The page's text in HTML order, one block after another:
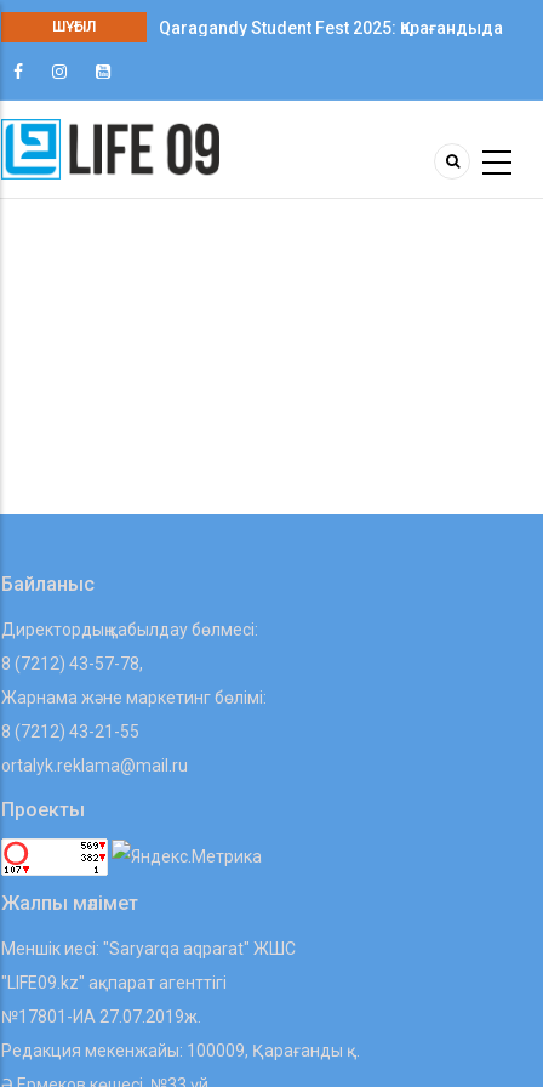
ШҰҒЫЛ
Qaragandy Student Fest 2025: Қарағандыда
Байланыс
Директордың қабылдау бөлмесі:
8 (7212) 43-57-78,
Жарнама және маркетинг бөлімі:
8 (7212) 43-21-55
ortalyk.reklama@mail.ru
Проекты
Жалпы мәлімет
Меншік иесі: "Saryarqa aqparat" ЖШС
"LIFE09.kz" ақпарат агенттігі
№17801-ИА 27.07.2019ж.
Редакция мекенжайы: 100009, Қарағанды қ.